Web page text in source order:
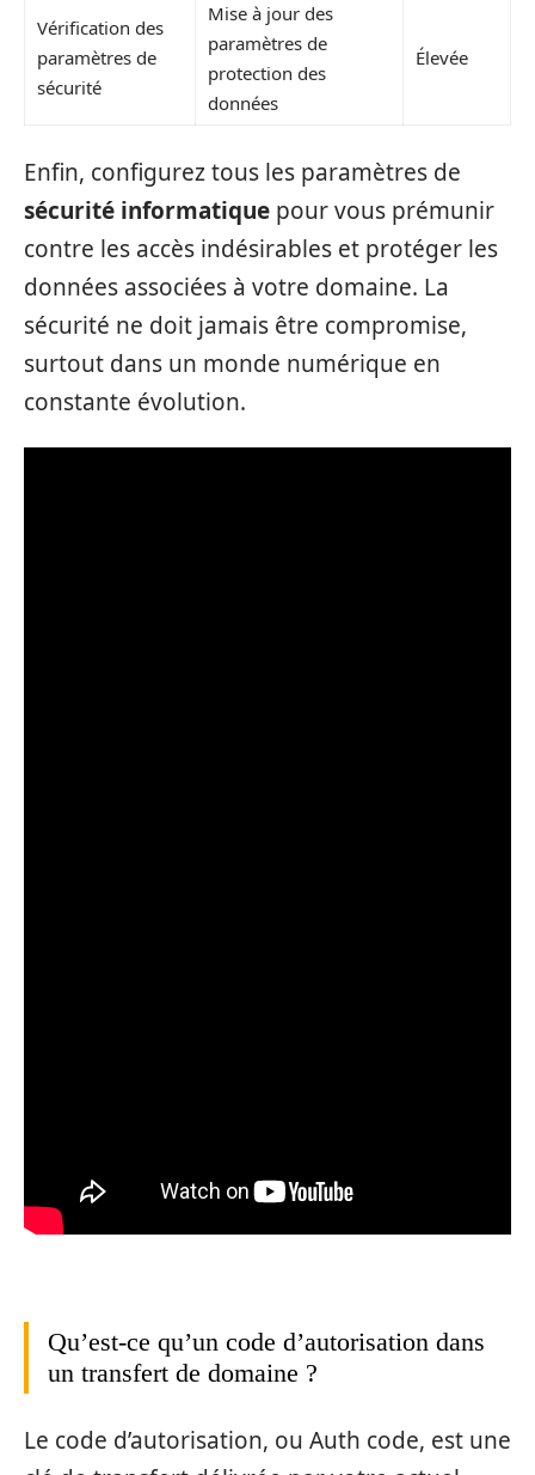
Vérification des
paramètres de
sécurité
Mise à jour des
paramètres de
protection des
données
Élevée
Enfin, configurez tous les paramètres de
sécurité informatique pour vous prémunir
contre les accès indésirables et protéger les
données associées à votre domaine. La
sécurité ne doit jamais être compromise,
surtout dans un monde numérique en
constante évolution.
Qu’est-ce qu’un code d’autorisation dans
un transfert de domaine ?
Le code d’autorisation, ou Auth code, est une